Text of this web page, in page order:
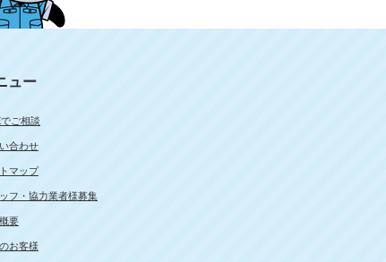
ュー
ご相談
合わせ
マップ
フ・協力業者様募集
要
お客様